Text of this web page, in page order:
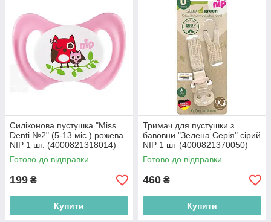
Силіконова пустушка "Miss
Denti №2" (5-13 міс.) рожева
NIP 1 шт. (4000821318014)
Готово до відправки
199 ₴
Купити
Тримач для пустушки з
бавовни "Зелена Серія" сірий
NIP 1 шт (4000821370050)
Готово до відправки
460 ₴
Купити